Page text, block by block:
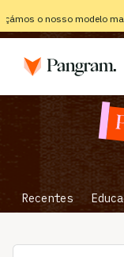
o nosso modelo
Soluções
Detetor de IA
Detetor de imagem
Extensão do
Recentes